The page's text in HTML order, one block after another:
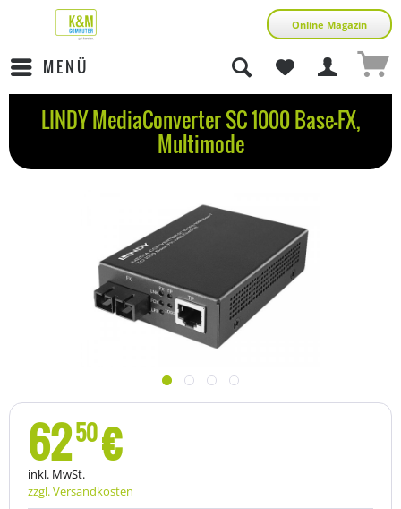
Online Magazin
MENÜ
LINDY MediaConverter SC 1000 Base-FX,
Multimode
6250€
inkl. MwSt.
zzgl. Versandkosten